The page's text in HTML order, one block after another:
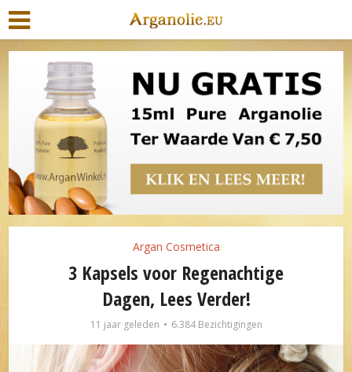
Argan Cosmetica
3 Kapsels voor Regenachtige
Dagen, Lees Verder!
11 jaar geleden 6.384 Bezichtigingen